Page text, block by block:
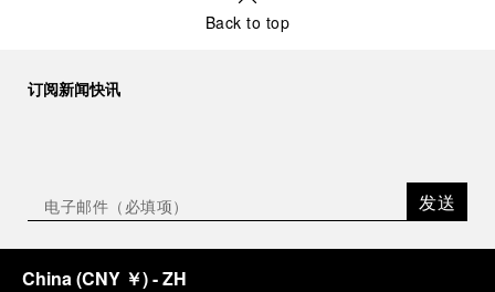
Back to top
订阅新闻快讯
发送
China(CNY ￥)- ZH